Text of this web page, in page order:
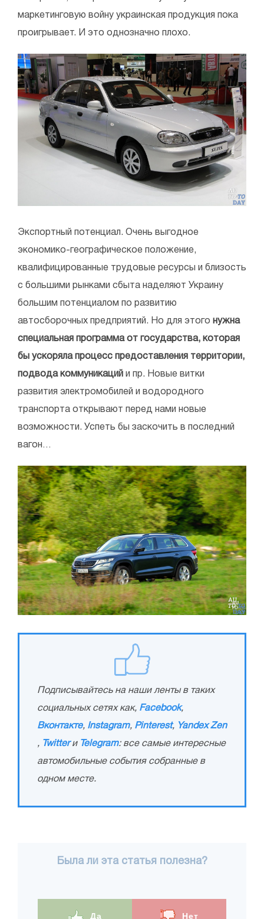
маркетинговую войну украинская продукция пока
проигрывает. И это однозначно плохо.
Экспортный потенциал. Очень выгодное
экономико-географическое положение,
квалифицированные трудовые ресурсы и близость
с большими рынками сбыта наделяют Украину
большим потенциалом по развитию
автосборочных предприятий. Но для этого нужна
специальная программа от государства, которая
бы ускоряла процесс предоставления территории,
подвода коммуникаций и пр. Новые витки
развития электромобилей и водородного
транспорта открывают перед нами новые
возможности. Успеть бы заскочить в последний
вагон…
Подписывайтесь на наши ленты в таких
социальных сетях как, Facebook,
Вконтакте, Instagram, Pinterest, Yandex Zen
, Twitterи Telegram: все самые интересные
автомобильные события собранные в
одном месте.
Была ли эта статья полезна?
Да Нет